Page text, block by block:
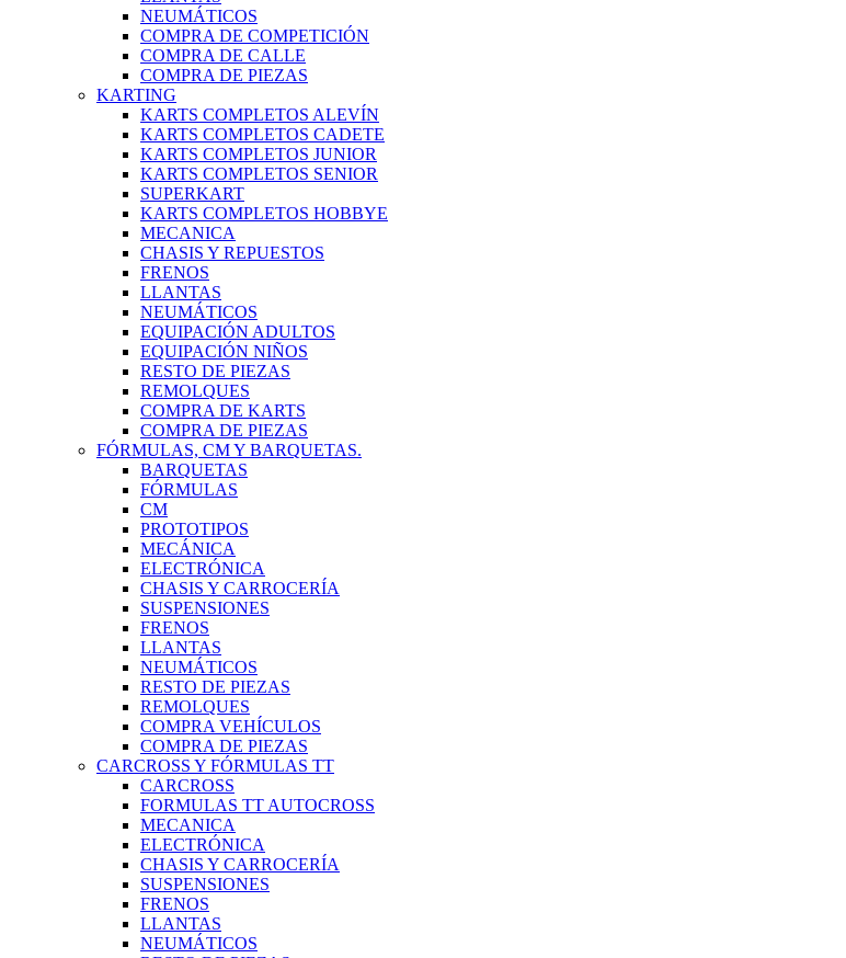
NEUMÁTICOS
COMPRA DE COMPETICIÓN
COMPRA DE CALLE
COMPRA DE PIEZAS
KARTING
KARTS COMPLETOS ALEVÍN
KARTS COMPLETOS CADETE
KARTS COMPLETOS JUNIOR
KARTS COMPLETOS SENIOR
SUPERKART
KARTS COMPLETOS HOBBYE
MECANICA
CHASIS Y REPUESTOS
FRENOS
LLANTAS
NEUMÁTICOS
EQUIPACIÓN ADULTOS
EQUIPACIÓN NIÑOS
RESTO DE PIEZAS
REMOLQUES
COMPRA DE KARTS
COMPRA DE PIEZAS
FÓRMULAS, CM Y BARQUETAS.
BARQUETAS
FÓRMULAS
CM
PROTOTIPOS
MECÁNICA
ELECTRÓNICA
CHASIS Y CARROCERÍA
SUSPENSIONES
FRENOS
LLANTAS
NEUMÁTICOS
RESTO DE PIEZAS
REMOLQUES
COMPRA VEHÍCULOS
COMPRA DE PIEZAS
CARCROSS Y FÓRMULAS TT
CARCROSS
FORMULAS TT AUTOCROSS
MECANICA
ELECTRÓNICA
CHASIS Y CARROCERÍA
SUSPENSIONES
FRENOS
LLANTAS
NEUMÁTICOS